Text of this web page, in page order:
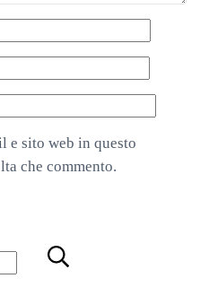
e sito web in questo
che commento.
Submit search